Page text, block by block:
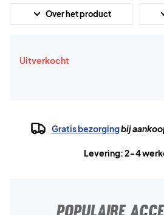
Over het product
Uitverkocht
Gratis bezorgingbij
Levering: 2-4